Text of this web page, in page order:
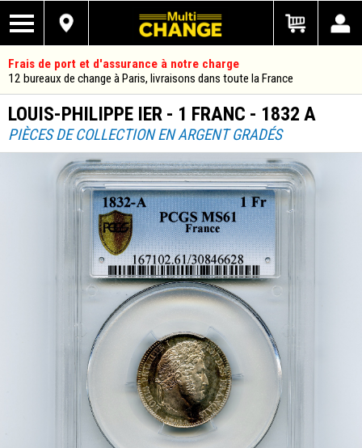
Frais de port et d'assurance à notre charge
12 bureaux de change à Paris, livraisons dans toute la France
LOUIS-PHILIPPE IER - 1 FRANC - 1832 A
PIÈCES DE COLLECTION EN ARGENT GRADÉS